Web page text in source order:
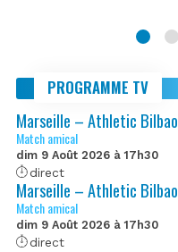
PROGRAMME TV
Marseille – Athletic Bilbao
Match amical
dim 9 Août 2026 à 17h30
direct
Marseille – Athletic Bilbao
Match amical
dim 9 Août 2026 à 17h30
direct